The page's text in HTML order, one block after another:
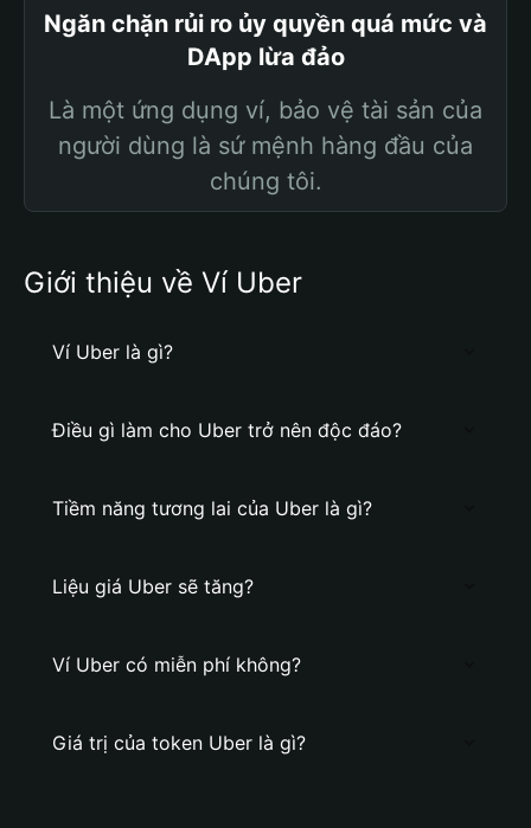
Ngăn chặn rủi ro ủy quyền quá mức và
DApp lừa đảo
Là một ứng dụng ví, bảo vệ tài sản của
người dùng là sứ mệnh hàng đầu của
chúng tôi.
Giới thiệu về Ví Uber
Ví Uber là gì?
Điều gì làm cho Uber trở nên độc đáo?
Tiềm năng tương lai của Uber là gì?
Liệu giá Uber sẽ tăng?
Ví Uber có miễn phí không?
Giá trị của token Uber là gì?